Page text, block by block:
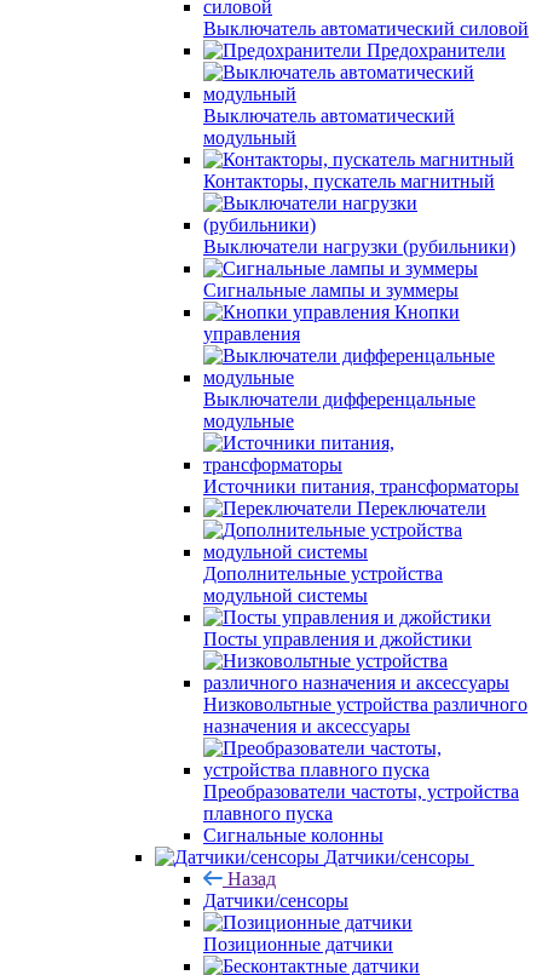
Выключатель автоматический силовой
Предохранители
Выключатель автоматический
модульный
Контакторы, пускатель магнитный
Выключатели нагрузки (рубильники)
Сигнальные лампы и зуммеры
Кнопки
управления
Выключатели дифференцальные
модульные
Источники питания, трансформаторы
Переключатели
Дополнительные устройства
модульной системы
Посты управления и джойстики
Низковольтные устройства различного
назначения и аксессуары
Преобразователи частоты, устройства
плавного пуска
Сигнальные колонны
Датчики/сенсоры
Назад
Датчики/сенсоры
Позиционные датчики